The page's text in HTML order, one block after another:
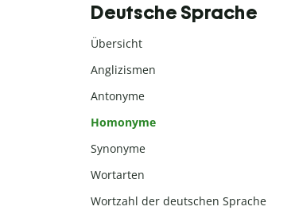
Deutsche Sprache
Übersicht
Anglizismen
Antonyme
Homonyme
Synonyme
Wortarten
Wortzahl der deutschen Sprache